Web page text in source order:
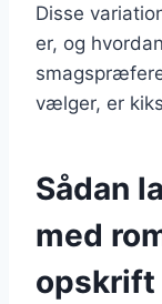
Disse
er, og
vælger, er
Sådan
med
opskrift